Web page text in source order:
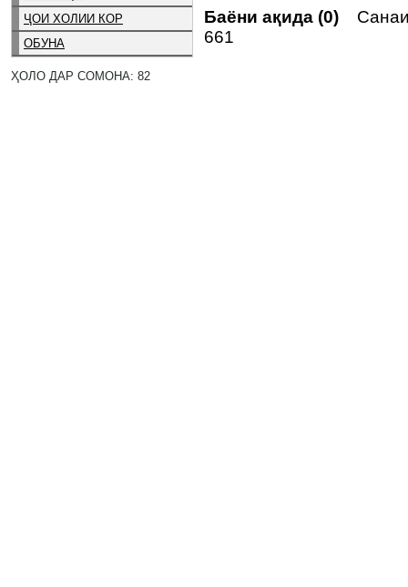
ҶОИ ХОЛИИ КОР
ОБУНА
ҲОЛО ДАР СОМОНА: 82
Баёни ақида (0)
661